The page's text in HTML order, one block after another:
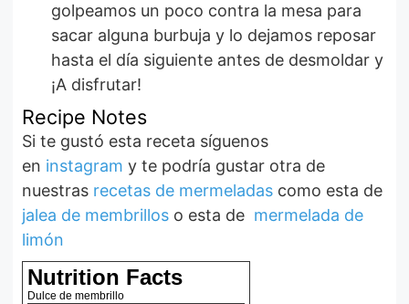
golpeamos un poco contra la mesa para
sacar alguna burbuja y lo dejamos reposar
hasta el día siguiente antes de desmoldar y
¡A disfrutar!
Recipe Notes
Si te gustó esta receta síguenos
en instagram y te podría gustar otra de
nuestras recetas de mermeladas como esta de
jalea de membrillos o esta de mermelada de
limón
Nutrition Facts
Dulce de membrillo